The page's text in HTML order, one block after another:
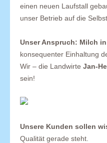
einen neuen Laufstall
unser Betrieb auf die
Unser Anspruch: Milch
konsequenter Einhaltung
Wir – die Landwirte Jan-
sein!
Unsere Kunden sollen
Qualität gerade steht.